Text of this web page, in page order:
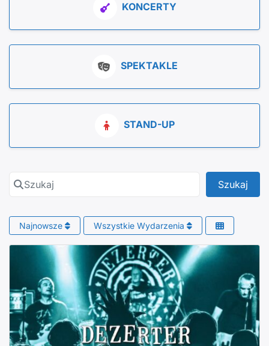
KONCERTY
SPEKTAKLE
STAND-UP
Szukaj Szukaj
Najnowsze Wszystkie Wydarzenia